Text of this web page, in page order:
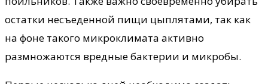
остатки несъеденной пищи цыплятами, так как
на фоне такого микроклимата активно
размножаются вредные бактерии и микробы.